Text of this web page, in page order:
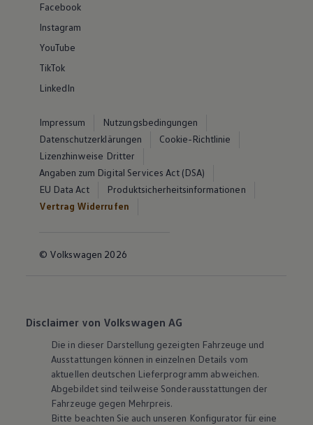
Facebook
Instagram
YouTube
TikTok
LinkedIn
Impressum
Nutzungsbedingungen
Datenschutzerklärungen
Cookie-Richtlinie
Lizenzhinweise Dritter
Angaben zum Digital Services Act (DSA)
EU Data Act
Produktsicherheitsinformationen
Vertrag Widerrufen
© Volkswagen 2026
Disclaimer von Volkswagen AG
Die in dieser Darstellung gezeigten Fahrzeuge und
Ausstattungen können in einzelnen Details vom
aktuellen deutschen Lieferprogramm abweichen.
Abgebildet sind teilweise Sonderausstattungen der
Fahrzeuge gegen Mehrpreis.
Bitte beachten Sie auch unseren Konfigurator für eine